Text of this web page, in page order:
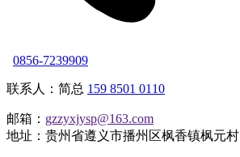
0856-7239909
联系人：简总 159 8501 0110
邮箱： gzzyxjysp@163.com
地址：贵州省遵义市播州区枫香镇枫元村